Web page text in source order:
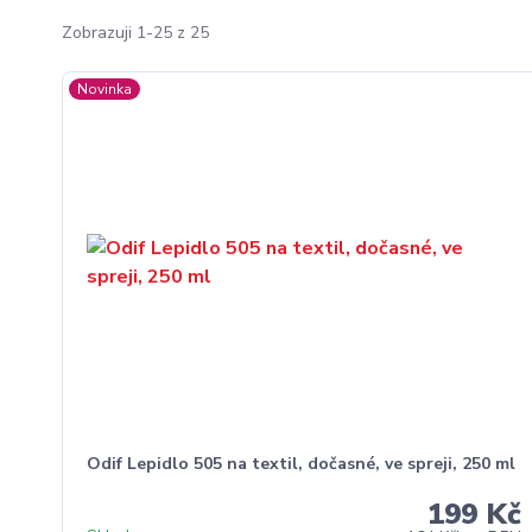
Zobrazuji 1-25 z 25
Novinka
Odif Lepidlo 505 na textil, dočasné, ve spreji, 250 ml
199 Kč